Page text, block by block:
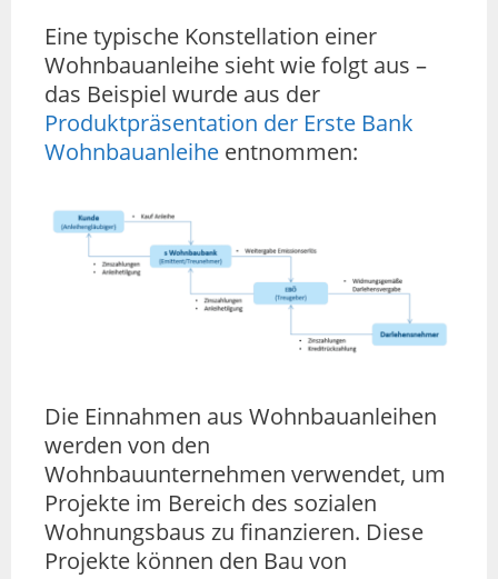
Eine typische Konstellation einer
Wohnbauanleihe sieht wie folgt aus –
das Beispiel wurde aus der
Produktpräsentation der Erste Bank
Wohnbauanleihe entnommen:
Die Einnahmen aus Wohnbauanleihen
werden von den
Wohnbauunternehmen verwendet, um
Projekte im Bereich des sozialen
Wohnungsbaus zu finanzieren. Diese
Projekte können den Bau von